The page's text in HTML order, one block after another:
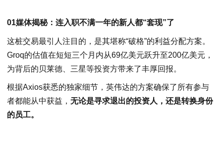
01媒体揭秘：连入职不满一年的新人都“套现”了
这桩交易最引人注目的，是其堪称“破格”的利益分配方案。
Groq的估值在短短三个月内从69亿美元跃升至200亿美元，
为背后的贝莱德、三星等投资方带来了丰厚回报。
根据Axios获悉的独家细节，英伟达的方案确保了所有参与
者都能从中获益， 无论是寻求退出的投资人，还是转换身份
的员工。